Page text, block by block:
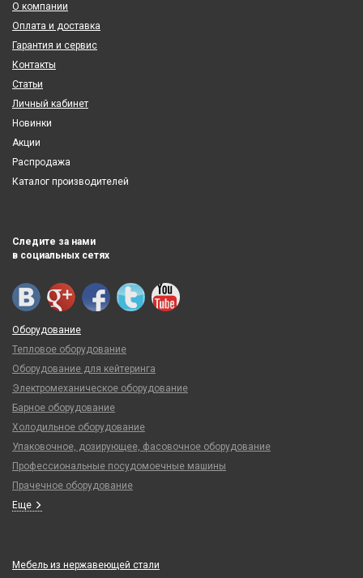
О компании
Оплата и доставка
Гарантия и сервис
Контакты
Статьи
Личный кабинет
Новинки
Акции
Распродажа
Каталог производителей
Следите за нами
в социальных сетях
Оборудование
Тепловое оборудование
Оборудование для кейтеринга
Электромеханическое оборудование
Барное оборудование
Холодильное оборудование
Упаковочное, дозирующее, фасовочное оборудование
Профессиональные посудомоечные машины
Прачечное оборудование
Еще
Мебель из нержавеющей стали